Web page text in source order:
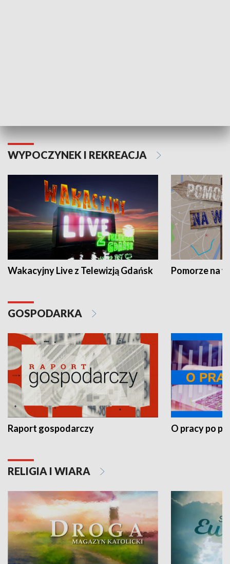
WYPOCZYNEK I REKREACJA
Wakacyjny Live z Telewizją Gdańsk Pomorze na
GOSPODARKA
Raport gospodarczy O pracy po
RELIGIA I WIARA